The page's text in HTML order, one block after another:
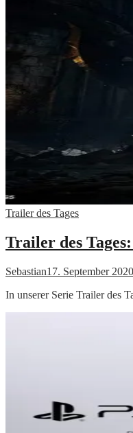
Trailer des Tages
Trailer des
Sebastian17. September
In unserer Serie Trailer des